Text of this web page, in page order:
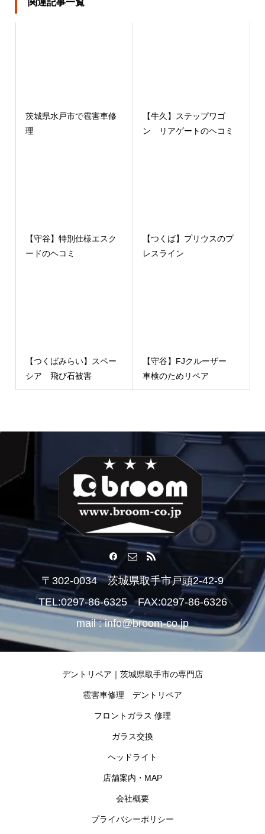
茨城県水戸市で雹害車修
理
【牛久】ステップワゴ
ン リアゲートのヘコミ
【守谷】特別仕様エスク
ードのヘコミ
【つくば】プリウスのプ
レスライン
【つくばみらい】スペー
シア 飛び石被害
【守谷】FJクルーザー
車検のためリペア
〒302-0034 茨城県取手市戸頭2-42-9
TEL:0297-86-6325 FAX:0297-86-6326
mail : info@broom-co.jp
デントリペア｜茨城県取手市の専門店
雹害車修理 デントリペア
フロントガラス 修理
ガラス交換
ヘッドライト
店舗案内・MAP
会社概要
プライバシーポリシー